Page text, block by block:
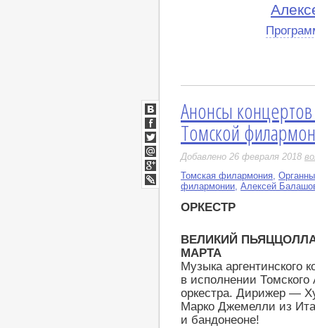
Анонсы
Томской
Добавлено 26 февраля 2018
Томская филармония
филармонии Алексей
ОРКЕСТР
ВЕЛИКИЙ
МАРТА
Музыка
в исполнении
оркестра. Дирижер —
Марко Джемелли из
и бандонеоне!
ВКонтакте
Facebook
Twitter
Мой
Мир
Google+
LiveJournal